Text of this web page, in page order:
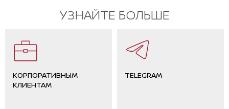
УЗНАЙТЕ БОЛЬШЕ
КОРПОРАТИВНЫМ
КЛИЕНТАМ
TELEGRAM